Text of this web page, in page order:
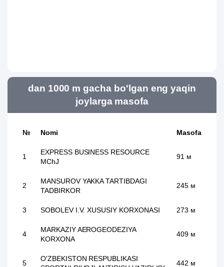
dan 1000 m gacha bo'lgan eng yaqin
joylarga masofa
№ Nomi Masofa
1
EXPRESS BUSINESS RESOURCE
MChJ
91 м
2
MANSUROV YAKKA TARTIBDAGI
TADBIRKOR
245 м
3 SOBOLEV I.V. XUSUSIY KORXONASI 273 м
4
MARKAZIY AEROGEODEZIYA
KORXONA
409 м
5
O'ZBEKISTON RESPUBLIKASI
442 м